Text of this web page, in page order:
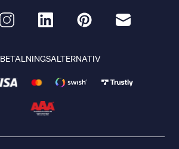
BETALNINGSALTERNATIV